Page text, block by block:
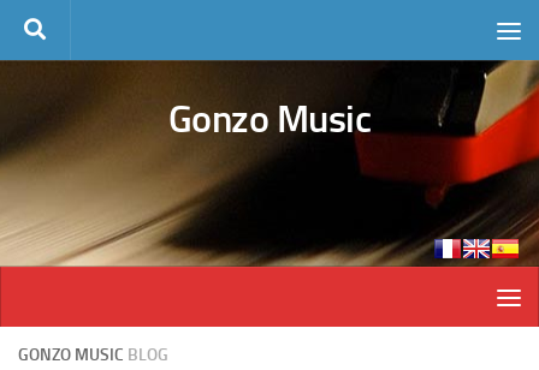
Skip to content
Gonzo Music
GONZO MUSIC BLOG